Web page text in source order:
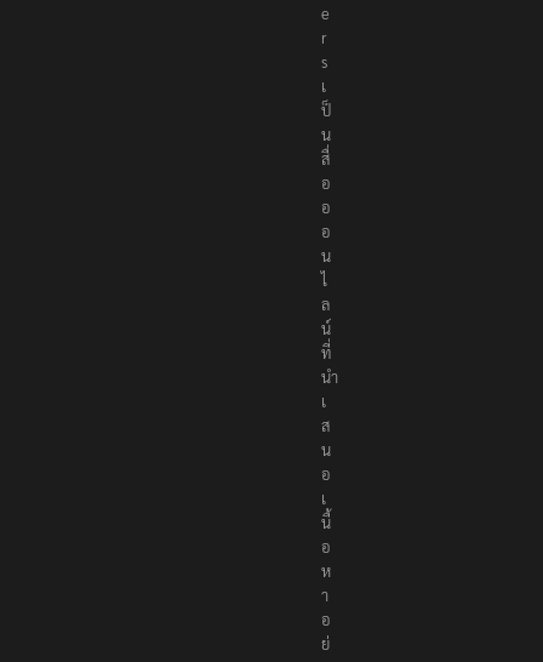
e
r
s
เ
ป็
น
สื่
อ
อ
อ
น
ไ
ล
น์
ที่
นำ
เ
ส
น
อ
เ
นื้
อ
ห
า
อ
ย่